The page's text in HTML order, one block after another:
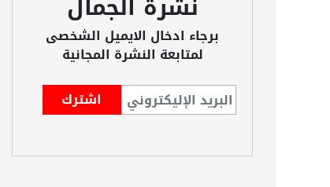
برجاء ادخال الايميل الشخصى
لمتابعة النشرة المجانية